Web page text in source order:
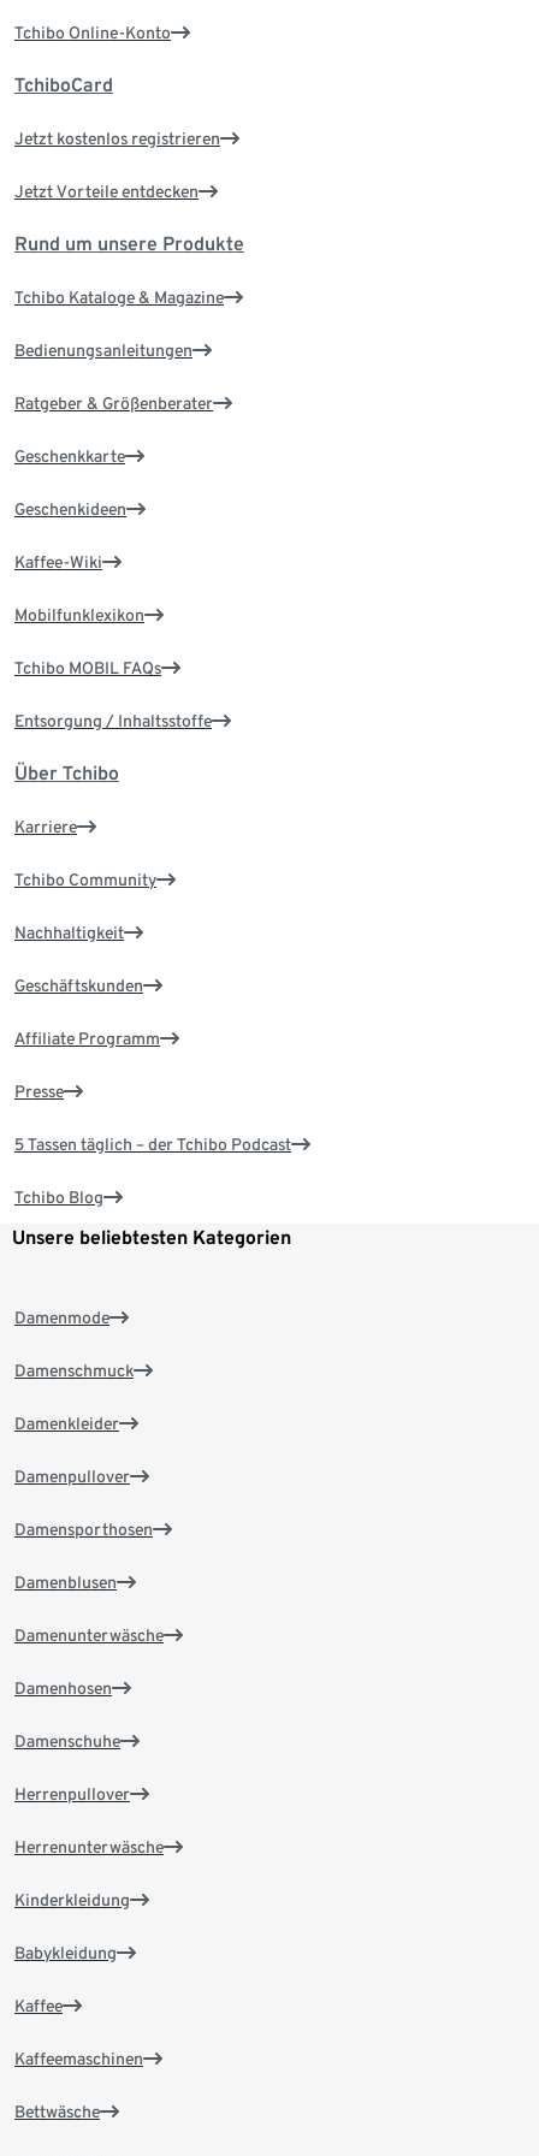
Tchibo Online-Konto
TchiboCard
Jetzt kostenlos registrieren
Jetzt Vorteile entdecken
Rund um unsere Produkte
Tchibo Kataloge & Magazine
Bedienungsanleitungen
Ratgeber & Größenberater
Geschenkkarte
Geschenkideen
Kaffee-Wiki
Mobilfunklexikon
Tchibo MOBIL FAQs
Entsorgung / Inhaltsstoffe
Über Tchibo
Karriere
Tchibo Community
Nachhaltigkeit
Geschäftskunden
Affiliate Programm
Presse
5 Tassen täglich – der Tchibo Podcast
Tchibo Blog
Unsere beliebtesten Kategorien
Damenmode
Damenschmuck
Damenkleider
Damenpullover
Damensporthosen
Damenblusen
Damenunterwäsche
Damenhosen
Damenschuhe
Herrenpullover
Herrenunterwäsche
Kinderkleidung
Babykleidung
Kaffee
Kaffeemaschinen
Bettwäsche